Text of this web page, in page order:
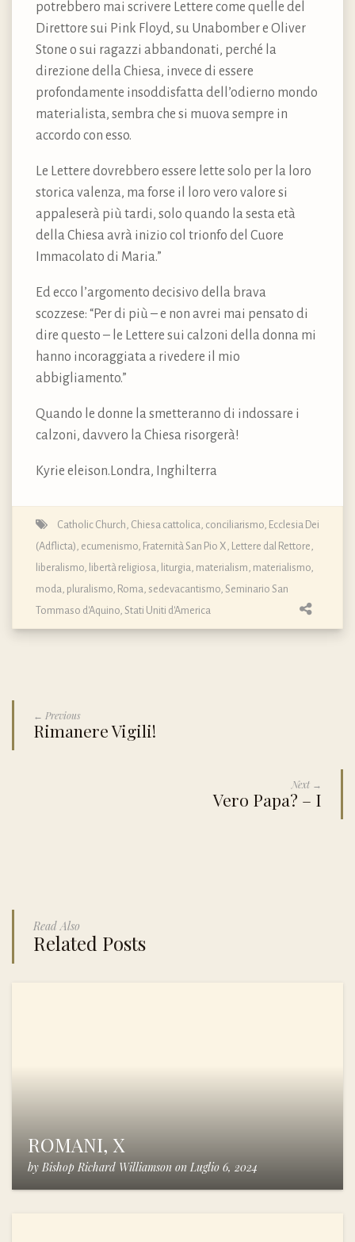
potrebbero mai scrivere Lettere come quelle del
Direttore sui Pink Floyd, su Unabomber e Oliver
Stone o sui ragazzi abbandonati, perché la
direzione della Chiesa, invece di essere
profondamente insoddisfatta dell’odierno mondo
materialista, sembra che si muova sempre in
accordo con esso.
Le Lettere dovrebbero essere lette solo per la loro
storica valenza, ma forse il loro vero valore si
appaleserà più tardi, solo quando la sesta età
della Chiesa avrà inizio col trionfo del Cuore
Immacolato di Maria.”
Ed ecco l’argomento decisivo della brava
scozzese: “Per di più – e non avrei mai pensato di
dire questo – le Lettere sui calzoni della donna mi
hanno incoraggiata a rivedere il mio
abbigliamento.”
Quando le donne la smetteranno di indossare i
calzoni, davvero la Chiesa risorgerà!
Kyrie eleison.Londra, Inghilterra
Catholic Church Chiesa cattolica conciliarismo Ecclesia Dei
(Adflicta) ecumenismo Fraternità San Pio X Lettere dal Rettore
liberalismo libertà religiosa liturgia materialism materialismo
moda pluralismo Roma sedevacantismo Seminario San
Tommaso d'Aquino Stati Uniti d'America
← Previous
Rimanere Vigili!
Next →
Vero Papa? – I
Read Also
Related Posts
ROMANI, X
by Bishop Richard Williamson on Luglio 6, 2024